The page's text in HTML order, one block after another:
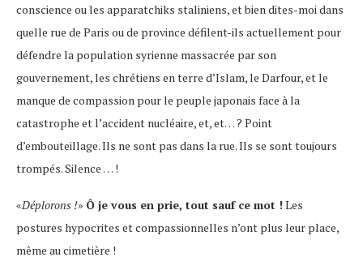
conscience ou les apparatchiks staliniens, et bien dites-moi dans
quelle rue de Paris ou de province défilent-ils actuellement pour
défendre la population syrienne massacrée par son
gouvernement, les chrétiens en terre d’Islam, le Darfour, et le
manque de compassion pour le peuple japonais face à la
catastrophe et l’accident nucléaire, et, et… ? Point
d’embouteillage. Ils ne sont pas dans la rue. Ils se sont toujours
trompés. Silence … !
«Déplorons !» Ô je vous en prie, tout sauf ce mot !Les
postures hypocrites et compassionnelles n’ont plus leur place,
même au cimetière !